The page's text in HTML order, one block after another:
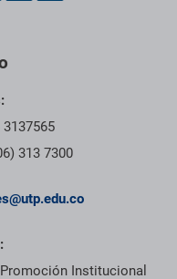
313 7300
Institucional